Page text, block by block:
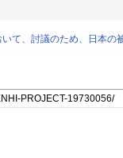
て、討議のため、日本